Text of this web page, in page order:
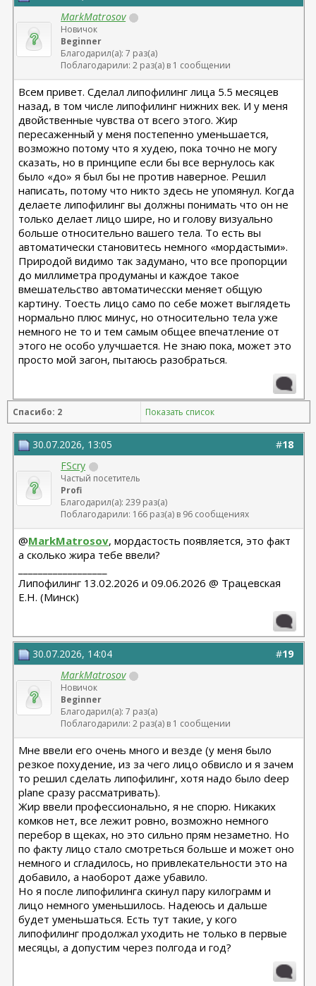
MarkMatrosov
Новичок
Beginner
Благодарил(а): 7 раз(а)
Поблагодарили: 2 раз(а) в 1 сообщении
Всем привет. Сделал липофилинг лица 5.5 месяцев
назад, в том числе липофилинг нижних век. И у меня
двойственные чувства от всего этого. Жир
пересаженный у меня постепенно уменьшается,
возможно потому что я худею, пока точно не могу
сказать, но в принципе если бы все вернулось как
было «до» я был бы не против наверное. Решил
написать, потому что никто здесь не упомянул. Когда
делаете липофилинг вы должны понимать что он не
только делает лицо шире, но и голову визуально
больше относительно вашего тела. То есть вы
автоматически становитесь немного «мордастыми».
Природой видимо так задумано, что все пропорции
до миллиметра продуманы и каждое такое
вмешательство автоматичесски меняет общую
картину. Тоесть лицо само по себе может выглядеть
нормально плюс минус, но относительно тела уже
немного не то и тем самым общее впечатление от
этого не особо улучшается. Не знаю пока, может это
просто мой загон, пытаюсь разобраться.
Спасибо: 2 Показать список
#18
30.07.2026, 13:05
FScry
Частый посетитель
Profi
Благодарил(а): 239 раз(а)
Поблагодарили: 166 раз(а) в 96 сообщениях
@MarkMatrosov, мордастость появляется, это факт
а сколько жира тебе ввели?
Липофилинг 13.02.2026 и 09.06.2026 @ Трацевская
Е.Н. (Минск)
#19
30.07.2026, 14:04
MarkMatrosov
Новичок
Beginner
Благодарил(а): 7 раз(а)
Поблагодарили: 2 раз(а) в 1 сообщении
Мне ввели его очень много и везде (у меня было
резкое похудение, из за чего лицо обвисло и я зачем
то решил сделать липофилинг, хотя надо было deep
plane сразу рассматривать).
Жир ввели профессионально, я не спорю. Никаких
комков нет, все лежит ровно, возможно немного
перебор в щеках, но это сильно прям незаметно. Но
по факту лицо стало смотреться больше и может оно
немного и сгладилось, но привлекательности это на
добавило, а наоборот даже убавило.
Но я после липофилинга скинул пару килограмм и
лицо немного уменьшилось. Надеюсь и дальше
будет уменьшаться. Есть тут такие, у кого
липофилинг продолжал уходить не только в первые
месяцы, а допустим через полгода и год?